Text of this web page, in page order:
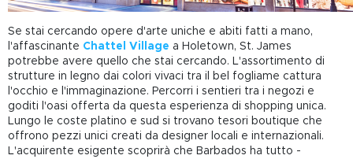
Se stai cercando opere d'arte uniche e abiti fatti a mano,
l'affascinante Chattel Village a Holetown, St. James
potrebbe avere quello che stai cercando. L'assortimento di
strutture in legno dai colori vivaci tra il bel fogliame cattura
l'occhio e l'immaginazione. Percorri i sentieri tra i negozi e
goditi l'oasi offerta da questa esperienza di shopping unica.
Lungo le coste platino e sud si trovano tesori boutique che
offrono pezzi unici creati da designer locali e internazionali.
L'acquirente esigente scoprirà che Barbados ha tutto -